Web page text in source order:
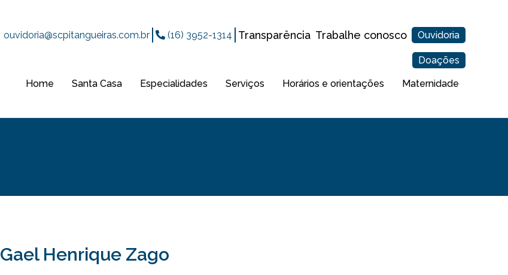
ouvidoria@scpitangueiras.com.br (16) 3952-1314 Transparência Trabalhe conosco Ouvidoria
Doações
Home Santa Casa Especialidades Serviços Horários e orientações Maternidade
Gael Henrique Zago